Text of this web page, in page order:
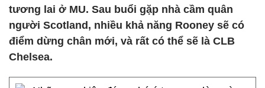
tương lai ở MU. Sau buổi gặp nhà cầm quân
người Scotland, nhiều khả năng Rooney sẽ có
điểm dừng chân mới, và rất có thể sẽ là CLB
Chelsea.